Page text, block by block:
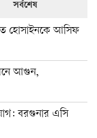
সর্বশেষ
হোসাইনকে আসিফ
আগুন,
বরগুনার এসি